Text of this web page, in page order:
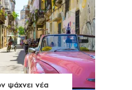
ψάχνει νέα